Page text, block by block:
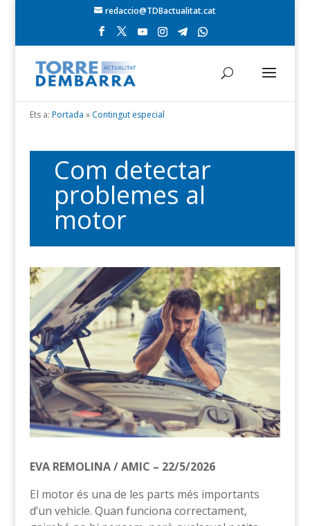
redaccio@TDBactualitat.cat
Ets a: Portada » Contingut especial
Com detectar
problemes al
motor
EVA REMOLINA / AMIC – 22/5/2026
El motor és una de les parts més importants
d’un vehicle. Quan funciona correctament,